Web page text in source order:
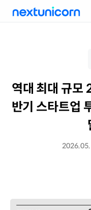
역대 최대 규모
반기 스타트업